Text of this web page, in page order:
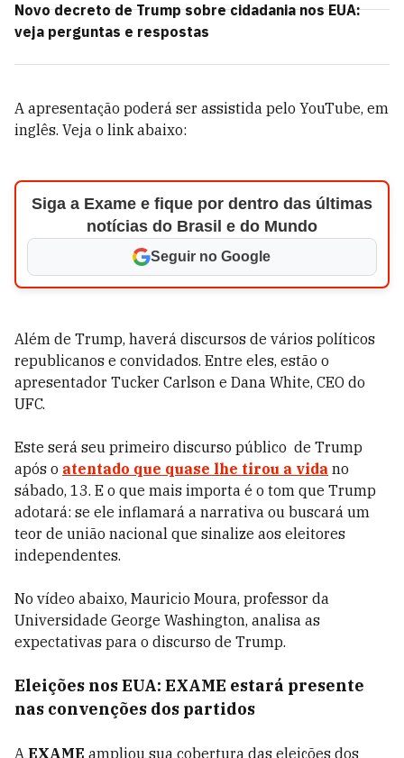
Novo decreto de Trump sobre cidadania nos EUA:
veja perguntas e respostas
A apresentação poderá ser assistida pelo YouTube, em
inglês. Veja o link abaixo:
Siga a Exame e fique por dentro das últimas
notícias do Brasil e do Mundo
Seguir no Google
Além de Trump, haverá discursos de vários políticos
republicanos e convidados. Entre eles, estão o
apresentador Tucker Carlson e Dana White, CEO do
UFC.
Este será seu primeiro discurso público de Trump
após o atentado que quase lhe tirou a vida no
sábado, 13. E o que mais importa é o tom que Trump
adotará: se ele inflamará a narrativa ou buscará um
teor de união nacional que sinalize aos eleitores
independentes.
No vídeo abaixo, Mauricio Moura, professor da
Universidade George Washington, analisa as
expectativas para o discurso de Trump.
Eleições nos EUA: EXAME estará presente
nas convenções dos partidos
A EXAME ampliou sua cobertura das eleições dos